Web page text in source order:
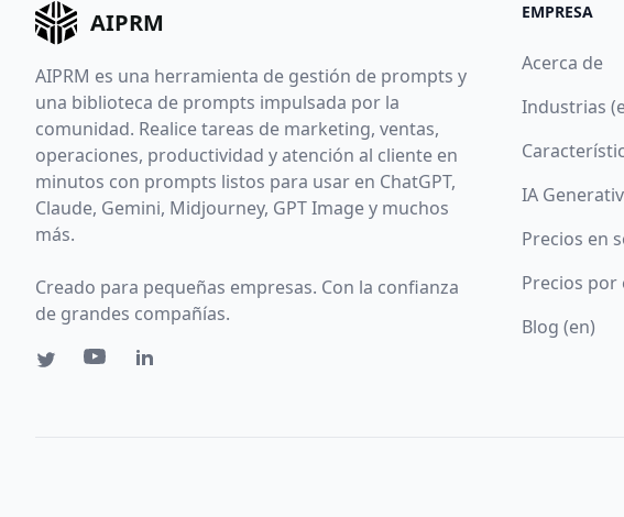
AIPRM
AIPRM es una herramienta de gestión de prompts y
una biblioteca de prompts impulsada por la
comunidad. Realice tareas de marketing, ventas,
operaciones, productividad y atención al cliente en
minutos con prompts listos para usar en ChatGPT,
Claude, Gemini, Midjourney, GPT Image y muchos
más.
Creado para pequeñas empresas. Con la confianza
de grandes compañías.
EMPRESA
Acerca de
Industrias
IA
Precios en
Precios por
Blog (en)